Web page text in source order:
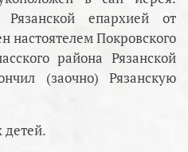
епархией от
настоятелем Покровского
района Рязанской
(заочно) Рязанскую